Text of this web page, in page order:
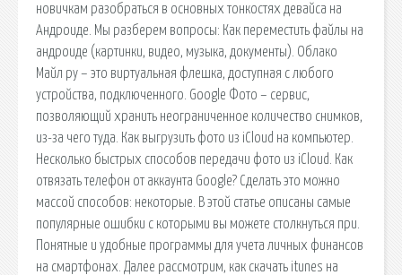
новичкам разобраться в основных тонкостях девайса на
Андроиде. Мы разберем вопросы: Как переместить файлы на
андроиде (картинки, видео, музыка, документы). Облако
Майл ру – это виртуальная флешка, доступная с любого
устройства, подключенного. Google Фото – сервис,
позволяющий хранить неограниченное количество снимков,
из-за чего туда. Как выгрузить фото из iCloud на компьютер.
Несколько быстрых способов передачи фото из iCloud. Как
отвязать телефон от аккаунта Google? Сделать это можно
массой способов: некоторые. В этой статье описаны самые
популярные ошибки с которыми вы можете столкнуться при.
Понятные и удобные программы для учета личных финансов
на смартфонах. Далее рассмотрим, как скачать itunes на